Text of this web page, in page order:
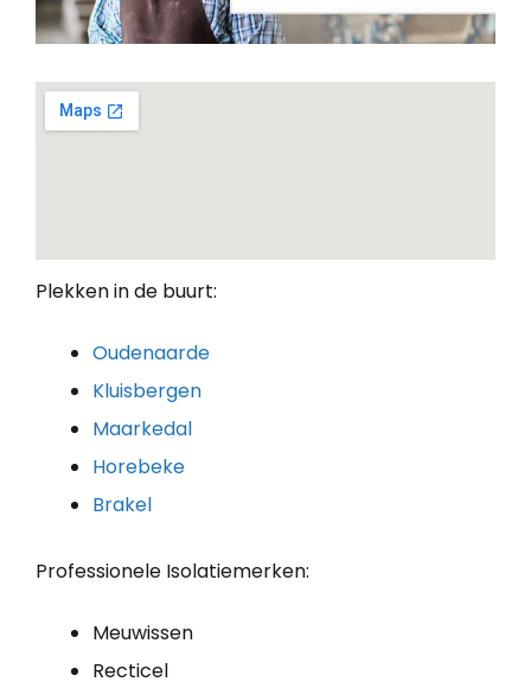
Plekken in de buurt:
Oudenaarde
Kluisbergen
Maarkedal
Horebeke
Brakel
Professionele Isolatiemerken:
Meuwissen
Recticel